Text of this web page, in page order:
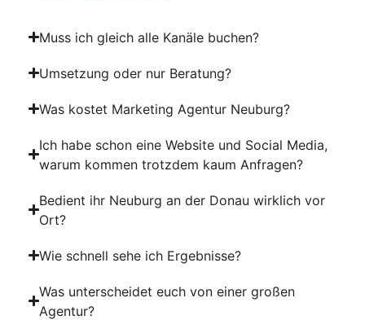
Muss ich gleich alle Kanäle buchen?
Umsetzung oder nur Beratung?
Was kostet Marketing Agentur Neuburg?
Ich habe schon eine Website und Social Media,
warum kommen trotzdem kaum Anfragen?
Bedient ihr Neuburg an der Donau wirklich vor
Ort?
Wie schnell sehe ich Ergebnisse?
Was unterscheidet euch von einer großen
Agentur?